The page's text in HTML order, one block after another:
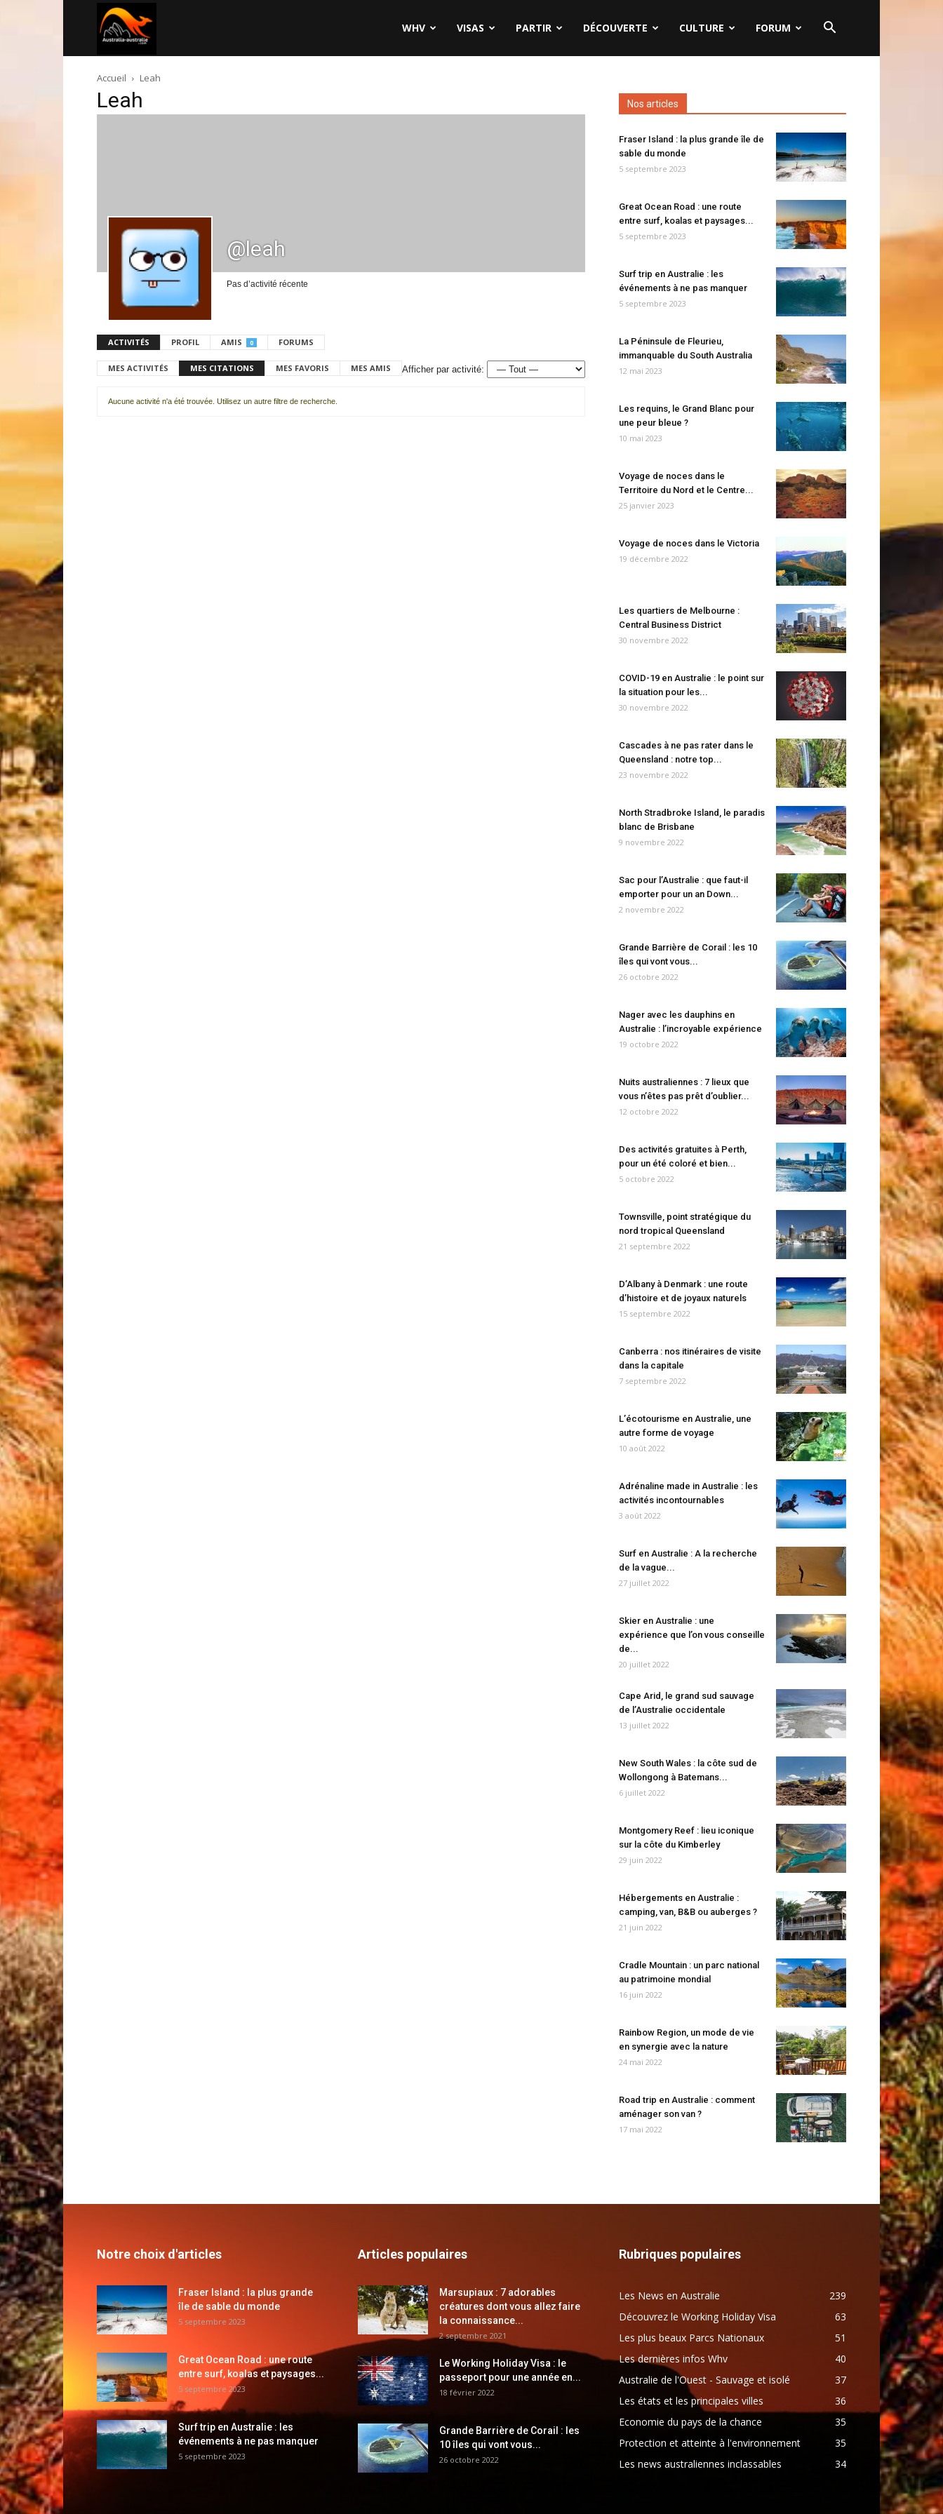
australie.com
WHV VISAS PARTIR DÉCOUVERTE CULTURE FORUM
Accueil Leah
Leah
@leah
Pas d’activité récente
ACTIVITÉS PROFIL AMIS 0 FORUMS
MES ACTIVITÉS MES CITATIONS MES FAVORIS MES AMIS Afficher par activité:
Aucune activité n'a été trouvée. Utilisez un autre filtre de recherche.
Nos articles
Fraser Island : la plus grande île de
sable du monde
5 septembre 2023
Great Ocean Road : une route
entre surf, koalas et paysages...
5 septembre 2023
Surf trip en Australie : les
événements à ne pas manquer
5 septembre 2023
La Péninsule de Fleurieu,
immanquable du South Australia
12 mai 2023
Les requins, le Grand Blanc pour
une peur bleue ?
10 mai 2023
Voyage de noces dans le
Territoire du Nord et le Centre...
25 janvier 2023
Voyage de noces dans le Victoria
19 décembre 2022
Les quartiers de Melbourne :
Central Business District
30 novembre 2022
COVID-19 en Australie : le point sur
la situation pour les...
30 novembre 2022
Cascades à ne pas rater dans le
Queensland : notre top...
23 novembre 2022
North Stradbroke Island, le paradis
blanc de Brisbane
9 novembre 2022
Sac pour l’Australie : que faut-il
emporter pour un an Down...
2 novembre 2022
Grande Barrière de Corail : les 10
îles qui vont vous...
26 octobre 2022
Nager avec les dauphins en
Australie : l’incroyable expérience
19 octobre 2022
Nuits australiennes : 7 lieux que
vous n’êtes pas prêt d’oublier...
12 octobre 2022
Des activités gratuites à Perth,
pour un été coloré et bien...
5 octobre 2022
Townsville, point stratégique du
nord tropical Queensland
21 septembre 2022
D’Albany à Denmark : une route
d’histoire et de joyaux naturels
15 septembre 2022
Canberra : nos itinéraires de visite
dans la capitale
7 septembre 2022
L’écotourisme en Australie, une
autre forme de voyage
10 août 2022
Adrénaline made in Australie : les
activités incontournables
3 août 2022
Surf en Australie : A la recherche
de la vague...
27 juillet 2022
Skier en Australie : une
expérience que l’on vous conseille
de...
20 juillet 2022
Cape Arid, le grand sud sauvage
de l’Australie occidentale
13 juillet 2022
New South Wales : la côte sud de
Wollongong à Batemans...
6 juillet 2022
Montgomery Reef : lieu iconique
sur la côte du Kimberley
29 juin 2022
Hébergements en Australie :
camping, van, B&B ou auberges ?
21 juin 2022
Cradle Mountain : un parc national
au patrimoine mondial
16 juin 2022
Rainbow Region, un mode de vie
en synergie avec la nature
24 mai 2022
Road trip en Australie : comment
aménager son van ?
17 mai 2022
Notre choix d'articles
Fraser Island : la plus grande
île de sable du monde
5 septembre 2023
Great Ocean Road : une route
entre surf, koalas et paysages...
5 septembre 2023
Surf trip en Australie : les
événements à ne pas manquer
5 septembre 2023
Articles populaires
Marsupiaux : 7 adorables
créatures dont vous allez faire
la connaissance...
2 septembre 2021
Le Working Holiday Visa : le
passeport pour une année en...
18 février 2022
Grande Barrière de Corail : les
10 îles qui vont vous...
26 octobre 2022
Rubriques populaires
Les News en Australie
239
Découvrez le Working Holiday Visa
63
Les plus beaux Parcs Nationaux
51
Les dernières infos Whv
40
Australie de l'Ouest - Sauvage et isolé
37
Les états et les principales villes
36
Economie du pays de la chance
35
Protection et atteinte à l'environnement
35
Les news australiennes inclassables
34